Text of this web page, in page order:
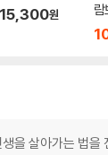
15,300원
살아가는 법